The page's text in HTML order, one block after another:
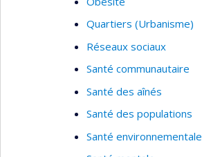
Quartiers (Urbanisme)
Réseaux sociaux
Santé communautaire
Santé des aînés
Santé des populations
Santé environnementale